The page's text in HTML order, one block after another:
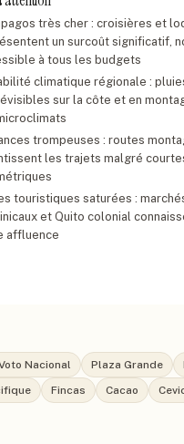
très cher : croisières et
un surcoût significatif,
à tous les budgets
climatique régionale :
sur la côte et en
trompeuses : routes
les trajets malgré
touristiques saturées :
et Quito colonial
affluence
Nacional Plaza Grande
Fincas Cacao